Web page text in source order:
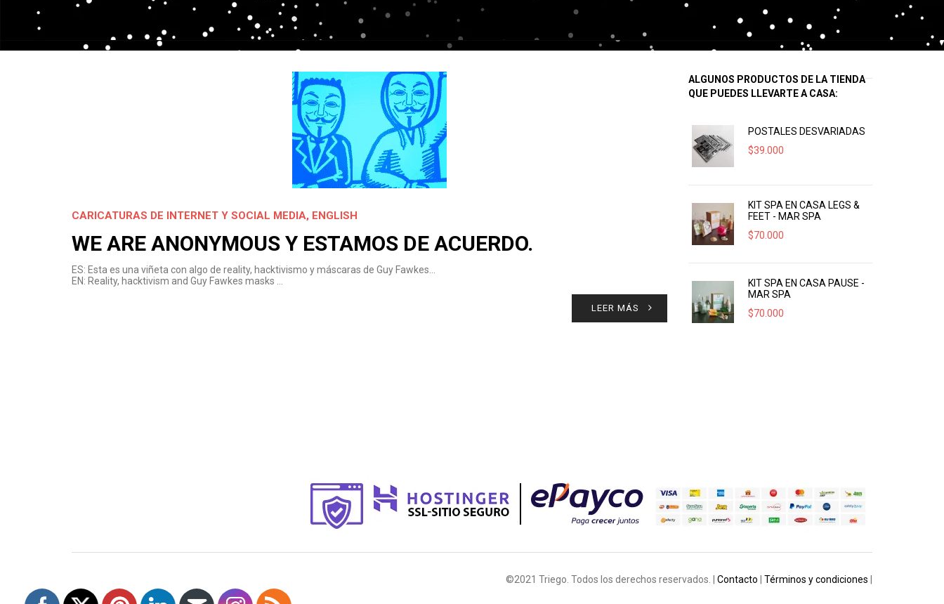
CARICATURAS DE INTERNET Y SOCIAL MEDIA, ENGLISH
WE ARE ANONYMOUS Y ESTAMOS DE ACUERDO.
ES: Esta es una viñeta con algo de reality, hacktivismo y máscaras de Guy Fawkes…
EN: Reality, hacktivism and Guy Fawkes masks …
LEER MÁS
ALGUNOS PRODUCTOS DE LA TIENDA
QUE PUEDES LLEVARTE A CASA:
POSTALES DESVARIADAS
$39.000
KIT SPA EN CASA LEGS &
FEET - MAR SPA
$70.000
KIT SPA EN CASA PAUSE -
MAR SPA
$70.000
©2021 Triego. Todos los derechos reservados. | Contacto Términos y condiciones